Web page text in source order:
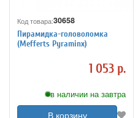
Код товара:30658
Пирамидка-головоломка
(Mefferts Pyraminx)
1 053 р.
в наличии на завтра
В корзину